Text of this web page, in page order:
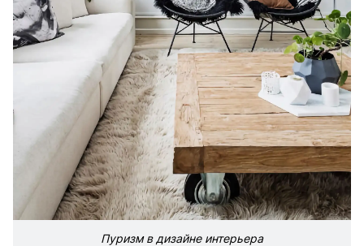
Пуризм в дизайне интерьера